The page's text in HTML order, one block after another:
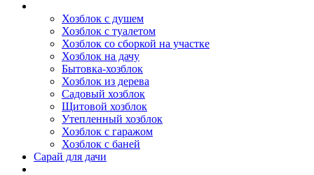
Хозблок с душем
Хозблок с туалетом
Хозблок со сборкой на участке
Хозблок на дачу
Бытовка-хозблок
Хозблок из дерева
Садовый хозблок
Щитовой хозблок
Утепленный хозблок
Хозблок с гаражом
Хозблок с баней
Сарай для дачи